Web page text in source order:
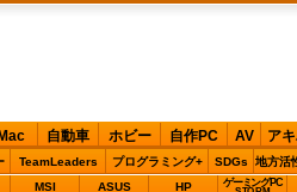
自動車 ホビー 自作PC AV ア
TeamLeaders プログラミング+ SDGs 地方活
MSI ASUS HP ゲーミングPC